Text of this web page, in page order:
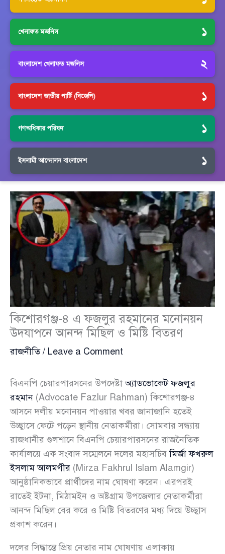
খেলাফত মজলিস ১
বাংলাদেশ খেলাফত মজলিস ২
বাংলাদেশ জাতীয় পার্টি (বিজেপি) ১
গণঅধিকার পরিষদ ১
ইসলামী আন্দোলন বাংলাদেশ ১
কিশোরগঞ্জ-৪ এ ফজলুর রহমানের মনোনয়ন
উদযাপনে আনন্দ মিছিল ও মিষ্টি বিতরণ
রাজনীতি/ Leave a Comment
বিএনপি চেয়ারপারসনের উপদেষ্টাঅ্যাডভোকেট ফজলুর
রহমান (Advocate Fazlur Rahman) কিশোরগঞ্জ-৪
আসনে দলীয় মনোনয়ন পাওয়ার খবর জানাজানি হতেই
উচ্ছ্বাসে ফেটে পড়েন স্থানীয় নেতাকর্মীরা। সোমবার সন্ধ্যায়
রাজধানীর গুলশানে বিএনপি চেয়ারপারসনের রাজনৈতিক
কার্যালয়ে এক সংবাদ সম্মেলনে দলের মহাসচিবমির্জা ফখরুল
ইসলাম আলমগীর (Mirza Fakhrul Islam Alamgir)
আনুষ্ঠানিকভাবে প্রার্থীদের নাম ঘোষণা করেন। এরপরই
রাতেই ইটনা, মিঠামইন ও অষ্টগ্রাম উপজেলার নেতাকর্মীরা
আনন্দ মিছিল বের করে ও মিষ্টি বিতরণের মধ্য দিয়ে উচ্ছ্বাস
প্রকাশ করেন।
দলের সিদ্ধান্তে প্রিয় নেতার নাম ঘোষণায় এলাকায়